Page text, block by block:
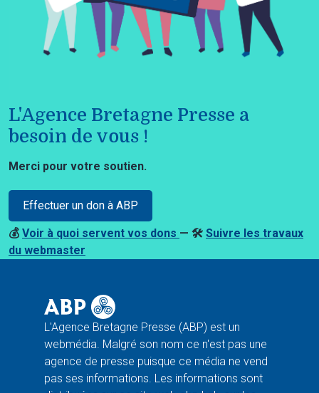
L'Agence Bretagne Presse a
besoin de vous !
Merci pour votre soutien.
Effectuer un don à ABP
💰 Voir à quoi servent vos dons — 🛠️ Suivre les travaux
du webmaster
L'Agence Bretagne Presse (ABP) est un
webmédia. Malgré son nom ce n'est pas une
agence de presse puisque ce média ne vend
pas ses informations. Les informations sont